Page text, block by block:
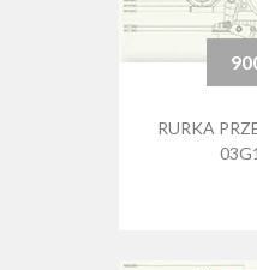
Cena
RURKA